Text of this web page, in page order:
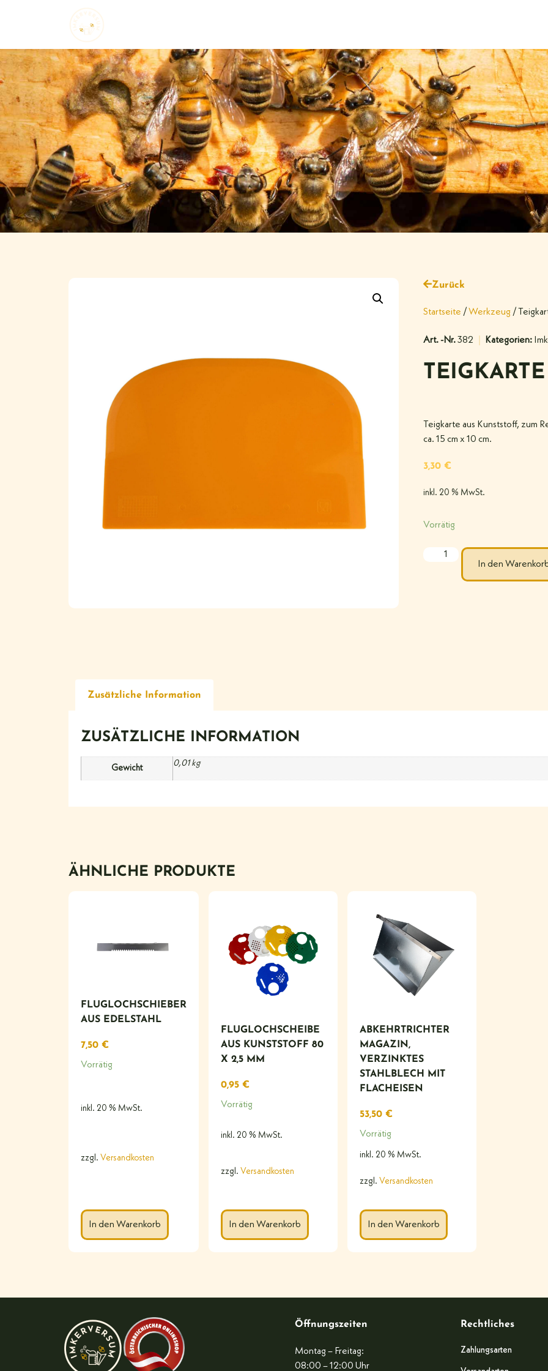
Zurück
Startseite / Werkzeug /
Art. -Nr.382 Kategorien:
TEIGKARTE
Teigkarte aus Kunststoff, zum
ca. 15 cm x 10 cm.
3,30 €
inkl. 20 % MwSt.
Vorrätig
In den
Zusätzliche Information
ZUSÄTZLICHE INFORMATION
Gewicht
0,01 kg
ÄHNLICHE PRODUKTE
FLUGLOCHSCHIEBER
AUS EDELSTAHL
7,50 €
Vorrätig
inkl. 20 % MwSt.
zzgl. Versandkosten
In den Warenkorb
FLUGLOCHSCHEIBE
AUS KUNSTSTOFF 80
X 2,5 MM
0,95 €
Vorrätig
inkl. 20 % MwSt.
zzgl. Versandkosten
In den Warenkorb
ABKEHRTRICHTER
MAGAZIN,
VERZINKTES
STAHLBLECH MIT
FLACHEISEN
53,50 €
Vorrätig
inkl. 20 % MwSt.
zzgl. Versandkosten
In den Warenkorb
Öffnungszeiten
Montag – Freitag:
08:00 – 12:00 Uhr
Rechtliches
Zahlungsarten